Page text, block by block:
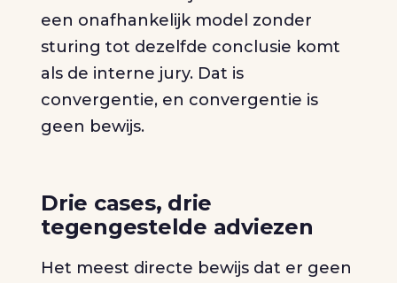
een onafhankelijk model zonder
sturing tot dezelfde conclusie komt
als de interne jury. Dat is
convergentie, en convergentie is
geen bewijs.
Drie cases, drie
tegengestelde adviezen
Het meest directe bewijs dat er geen